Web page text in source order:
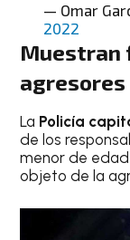
— Omar
2022
Muestran
La Policía
de los
menor de
objeto de la